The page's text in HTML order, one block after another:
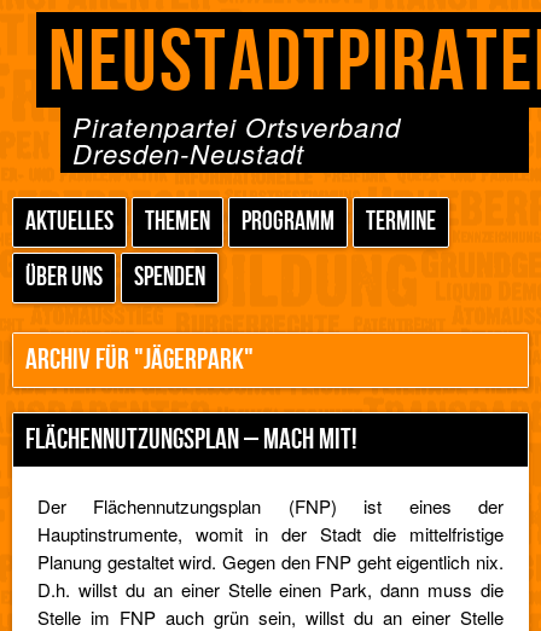
Piratenpartei Ortsverband
Dresden-Neustadt
AKTUELLES THEMEN PROGRAMM
TERMINE
ÜBER UNS
SPENDEN
ARCHIV FÜR "JÄGERPARK"
FLÄCHENNUTZUNGSPLAN – MACH MIT!
Der Flächennutzungsplan (FNP) ist eines der
Hauptinstrumente, womit in der Stadt die mittelfristige
Planung gestaltet wird. Gegen den FNP geht eigentlich nix.
D.h. willst du an einer Stelle einen Park, dann muss die
Stelle im FNP auch grün sein, willst du an einer Stelle